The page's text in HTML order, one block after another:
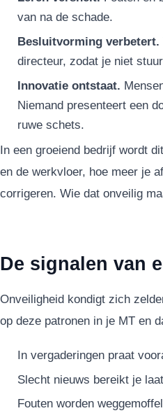
van na de schade.
Besluitvorming verbetert.
directeur, zodat je niet
Innovatie ontstaat.
Niemand presenteert een
ruwe schets.
In een groeiend bedrijf wordt
en de werkvloer, hoe meer je
corrigeren. Wie dat onveilig
De signalen van
Onveiligheid kondigt zich
op deze patronen in je MT en
In vergaderingen praat
Slecht nieuws bereikt je
Fouten worden